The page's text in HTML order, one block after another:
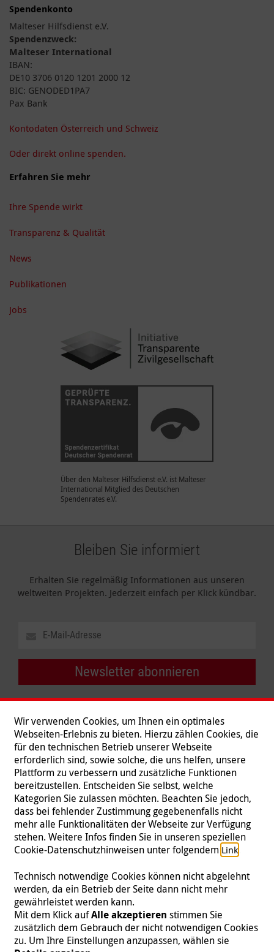
Spendenkonto
Malteser Hilfsdienst e.V.
Spendenzweck:
Malteser International
IBAN:
DE10 3706 0120 1201 2000 12
BIC: GENODED1PA7
Pax Bank
Kontodaten Österreich und Schweiz
Oder direkt online spenden.
Erfahren Sie mehr
Ihre Spende wirkt
Transparenz & Qualität
News
Publikationen
Jobs
Über den Malteser Hilfsdienst e.V. ist Malteser
International Mitglied des Deutschen
Spendenrates e.V.
Bleiben Sie informiert
Erhalten Sie regelmäßig Informationen aus unseren
weltweiten Projekten. Jederzeit einfach per Klick kündbar.
Newsletter abonnieren
Folgen Sie uns
Impressum | Datenschutz | Kontakt | Presse
© 2026 Malteser International
Wir verwenden Cookies, um Ihnen ein optimales
Webseiten-Erlebnis zu bieten. Hierzu zählen Cookies, die
für den technischen Betrieb unserer Webseite
erforderlich sind, sowie solche, die uns helfen, unsere
Plattform zu verbessern und zusätzliche Funktionen
bereitzustellen. Entscheiden Sie selbst, welche
Kategorien Sie zulassen möchten. Beachten Sie jedoch,
dass bei fehlender Zustimmung gegebenenfalls nicht
mehr alle Funktionalitäten der Webseite zur Verfügung
stehen. Weitere Infos finden Sie in unseren speziellen
Cookie-Datenschutzhinweisen unter folgendem Link.
Technisch notwendige Cookies können nicht abgelehnt
werden, da ein Betrieb der Seite dann nicht mehr
gewährleistet werden kann.
Mit dem Klick aufAlle akzeptieren stimmen Sie
zusätzlich dem Gebrauch der nicht notwendigen Cookies
zu. Um Ihre Einstellungen anzupassen, wählen sie